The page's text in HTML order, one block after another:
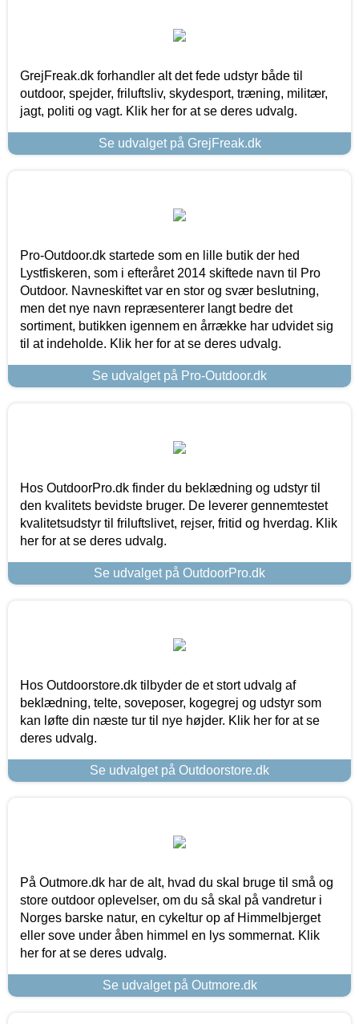
GrejFreak.dk forhandler alt det fede udstyr både til
outdoor, spejder, friluftsliv, skydesport, træning, militær,
jagt, politi og vagt. Klik her for at se deres udvalg.
Se udvalget på GrejFreak.dk
Pro-Outdoor.dk startede som en lille butik der hed
Lystfiskeren, som i efteråret 2014 skiftede navn til Pro
Outdoor. Navneskiftet var en stor og svær beslutning,
men det nye navn repræsenterer langt bedre det
sortiment, butikken igennem en årrække har udvidet sig
til at indeholde. Klik her for at se deres udvalg.
Se udvalget på Pro-Outdoor.dk
Hos OutdoorPro.dk finder du beklædning og udstyr til
den kvalitets bevidste bruger. De leverer gennemtestet
kvalitetsudstyr til friluftslivet, rejser, fritid og hverdag. Klik
her for at se deres udvalg.
Se udvalget på OutdoorPro.dk
Hos Outdoorstore.dk tilbyder de et stort udvalg af
beklædning, telte, soveposer, kogegrej og udstyr som
kan løfte din næste tur til nye højder. Klik her for at se
deres udvalg.
Se udvalget på Outdoorstore.dk
På Outmore.dk har de alt, hvad du skal bruge til små og
store outdoor oplevelser, om du så skal på vandretur i
Norges barske natur, en cykeltur op af Himmelbjerget
eller sove under åben himmel en lys sommernat. Klik
her for at se deres udvalg.
Se udvalget på Outmore.dk